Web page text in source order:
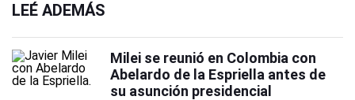
LEÉ ADEMÁS
Milei se reunió en Colombia con
Abelardo de la Espriella antes de
su asunción presidencial